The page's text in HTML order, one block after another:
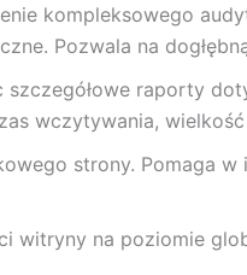
kompleksowego
Pozwala na
raporty
wczytywania,
strony. Pomaga w
witryny na poziomie